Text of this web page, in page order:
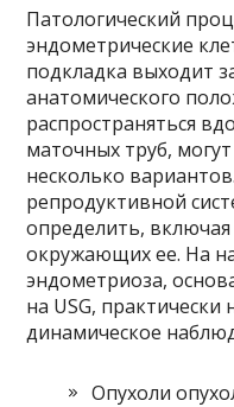
Патологический
эндометрические
подкладка выходит
анатомического
распространяться
маточных труб,
несколько
репродуктивной
определить, включая
окружающих ее. На
эндометриоза,
на USG,
динамическое
Опухоли